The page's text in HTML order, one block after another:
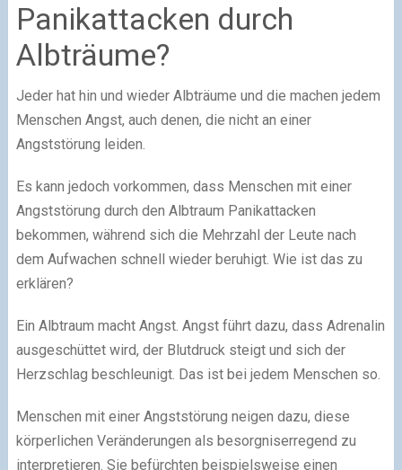
Panikattacken durch
Albträume?
Jeder hat hin und wieder Albträume und die machen jedem
Menschen Angst, auch denen, die nicht an einer
Angststörung leiden.
Es kann jedoch vorkommen, dass Menschen mit einer
Angststörung durch den Albtraum Panikattacken
bekommen, während sich die Mehrzahl der Leute nach
dem Aufwachen schnell wieder beruhigt. Wie ist das zu
erklären?
Ein Albtraum macht Angst. Angst führt dazu, dass Adrenalin
ausgeschüttet wird, der Blutdruck steigt und sich der
Herzschlag beschleunigt. Das ist bei jedem Menschen so.
Menschen mit einer Angststörung neigen dazu, diese
körperlichen Veränderungen als besorgniserregend zu
interpretieren. Sie befürchten beispielsweise einen